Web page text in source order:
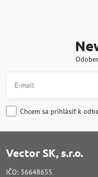
Chcem sa prihlásiť k
Vector SK, s.r.o.
IČO: 36648655